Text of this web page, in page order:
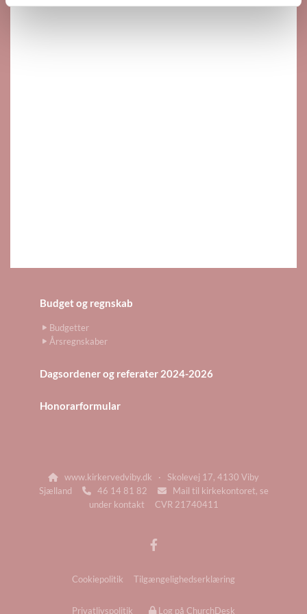
Budget og regnskab
Budgetter
Årsregnskaber
Dagsordener og referater 2024-2026
Honorarformular

www.kirkervedviby.dk · Skolevej 17, 4130 Viby
Sjælland
46 14 81 82 Mail til kirkekontoret, se
under kontakt CVR 21740411
Cookiepolitik Tilgængelighedserklæring
Privatlivspolitik Log på ChurchDesk